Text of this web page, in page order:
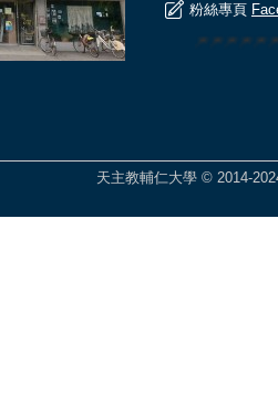
粉絲專頁
天主教輔仁大學 © 2014-